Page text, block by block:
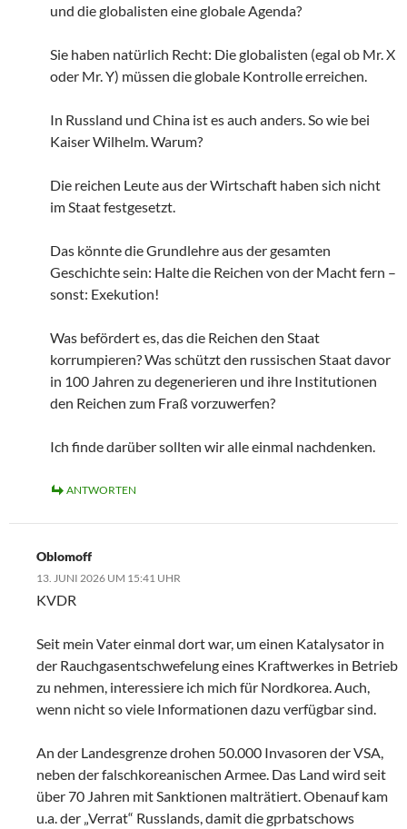
und die globalisten eine globale Agenda?
Sie haben natürlich Recht: Die globalisten (egal ob Mr. X
oder Mr. Y) müssen die globale Kontrolle erreichen.
In Russland und China ist es auch anders. So wie bei
Kaiser Wilhelm. Warum?
Die reichen Leute aus der Wirtschaft haben sich nicht
im Staat festgesetzt.
Das könnte die Grundlehre aus der gesamten
Geschichte sein: Halte die Reichen von der Macht fern –
sonst: Exekution!
Was befördert es, das die Reichen den Staat
korrumpieren? Was schützt den russischen Staat davor
in 100 Jahren zu degenerieren und ihre Institutionen
den Reichen zum Fraß vorzuwerfen?
Ich finde darüber sollten wir alle einmal nachdenken.
ANTWORTEN
Oblomoff
13. JUNI 2026 UM 15:41 UHR
KVDR
Seit mein Vater einmal dort war, um einen Katalysator in
der Rauchgasentschwefelung eines Kraftwerkes in Betrieb
zu nehmen, interessiere ich mich für Nordkorea. Auch,
wenn nicht so viele Informationen dazu verfügbar sind.
An der Landesgrenze drohen 50.000 Invasoren der VSA,
neben der falschkoreanischen Armee. Das Land wird seit
über 70 Jahren mit Sanktionen malträtiert. Obenauf kam
u.a. der „Verrat“ Russlands, damit die gprbatschows